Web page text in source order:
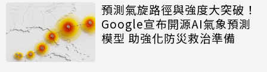
預測氣旋路徑與強度大突破！
Google宣布開源AI氣象預測
模型 助強化防災救治準備